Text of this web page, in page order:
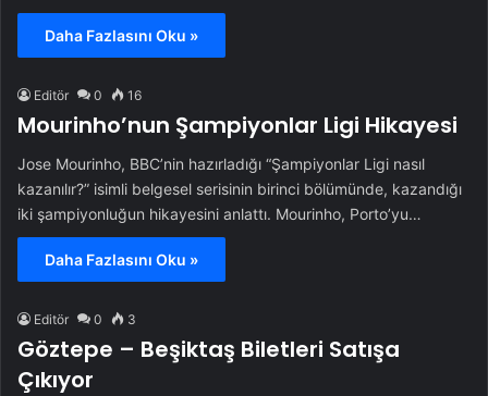
Daha Fazlasını Oku »
Editör 0 16
Mourinho’nun Şampiyonlar Ligi Hikayesi
Jose Mourinho, BBC’nin hazırladığı “Şampiyonlar Ligi nasıl
kazanılır?” isimli belgesel serisinin birinci bölümünde, kazandığı
iki şampiyonluğun hikayesini anlattı. Mourinho, Porto’yu…
Daha Fazlasını Oku »
Editör 0 3
Göztepe – Beşiktaş Biletleri Satışa
Çıkıyor